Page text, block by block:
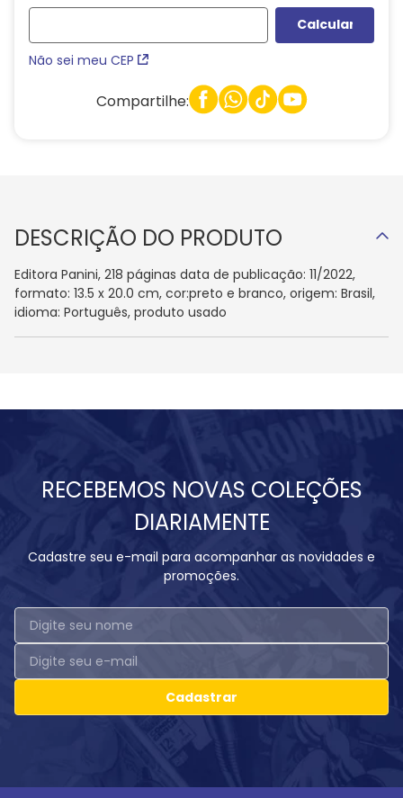
Não sei meu CEP
Compartilhe:
DESCRIÇÃO DO PRODUTO
Editora Panini, 218 páginas data de publicação: 11/2022,
formato: 13.5 x 20.0 cm, cor:preto e branco, origem: Brasil,
idioma: Português, produto usado
RECEBEMOS NOVAS COLEÇÕES
DIARIAMENTE
Cadastre seu e-mail para acompanhar as novidades e
promoções.
Cadastrar